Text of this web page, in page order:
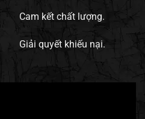
Cam kết chất lượng.
Giải quyết khiếu nại.